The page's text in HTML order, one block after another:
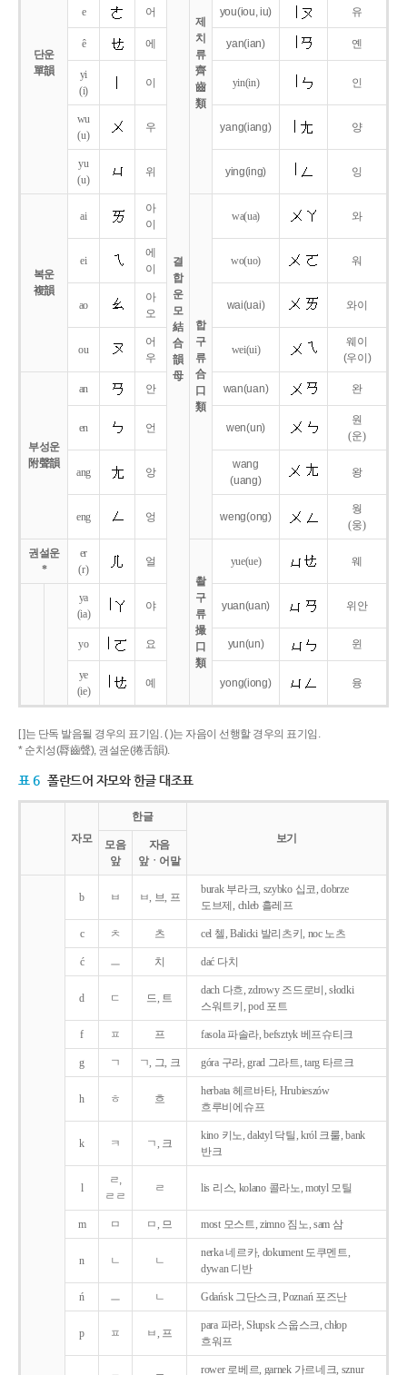
단운
單韻
결
합
운
모
結
合
韻
母
제
치
류
齊
齒
類
e 어 you(iou,iu) 유
ê 에 yan(ian) 옌
yi
(i)
이 yin(in) 인
wu
(u)
우 yang(iang) 양
yu
(u)
위 ying(ing) 잉
복운
複韻
ai
아
이
합
구
류
合
口
類
wa(ua) 와
ei
에
이
wo(uo) 워
ao
아
오
wai(uai) 와이
ou
어
우
wei(ui)
웨이
(우이)
부성운
附聲韻
an 안 wan(uan) 완
en 언 wen(un)
원
(운)
ang 앙
wang
(uang)
왕
eng 엉 weng(ong)
웡
(웅)
권설운
*
er
(r)
얼
촬
구
류
撮
口
類
yue(ue) 웨
ya
(ia)
야 yuan(uan) 위안
yo 요 yun(un) 윈
ye
(ie)
예 yong(iong) 융
[ ]는 단독 발음될 경우의 표기임. ( )는 자음이 선행할 경우의 표기임.
* 순치성(脣齒聲), 권설운(捲舌韻).
표 6 폴란드어 자모와 한글 대조표
자모
한글
보기
모음
앞
자음
앞ㆍ어말
b ㅂ ㅂ, 브, 프
burak 부라크, szybko 십코, dobrze
도브제, chleb 흘레프
c ㅊ 츠 cel 첼, Balicki 발리츠키, noc 노츠
ć ㅡ 치 dać 다치
d ㄷ 드, 트
dach 다흐, zdrowy 즈드로비, słodki
스워트키, pod 포트
f ㅍ 프 fasola 파솔라, befsztyk 베프슈티크
g ㄱ ㄱ, 그, 크 góra 구라, grad 그라트, targ 타르크
h ㅎ 흐
herbata 헤르바타, Hrubieszów
흐루비에슈프
k ㅋ ㄱ, 크
kino 키노, daktyl 닥틸, król 크룰, bank
반크
l
ㄹ,
ㄹㄹ
ㄹ lis 리스, kolano 콜라노, motyl 모틸
m ㅁ ㅁ, 므 most 모스트, zimno 짐노, sam 삼
n ㄴ ㄴ
nerka 네르카, dokument 도쿠멘트,
dywan 디반
ń ㅡ ㄴ Gdańsk 그단스크, Poznań 포즈난
p ㅍ ㅂ, 프
para 파라, Słupsk 스웁스크, chłop
흐워프
rower 로베르, garnek 가르네크, sznur